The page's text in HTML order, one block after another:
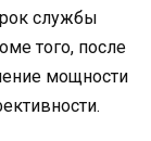
службы
того, после
мощности